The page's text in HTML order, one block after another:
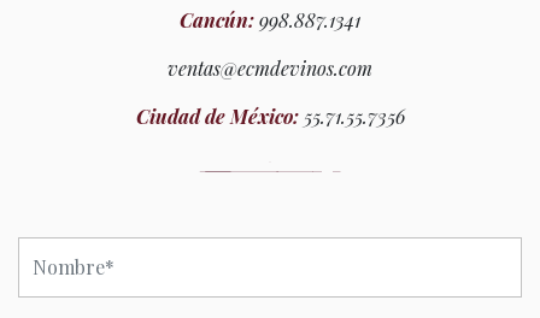
Cancún:998.887.1341
ventas@ecmdevinos.com
Ciudad de México: 55.71.55.7356